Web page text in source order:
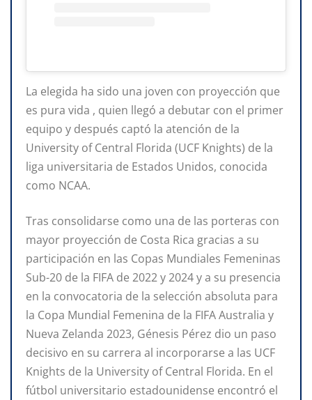
La elegida ha sido una joven con proyección que
es pura vida , quien llegó a debutar con el primer
equipo y después captó la atención de la
University of Central Florida (UCF Knights) de la
liga universitaria de Estados Unidos, conocida
como NCAA.
Tras consolidarse como una de las porteras con
mayor proyección de Costa Rica gracias a su
participación en las Copas Mundiales Femeninas
Sub-20 de la FIFA de 2022 y 2024 y a su presencia
en la convocatoria de la selección absoluta para
la Copa Mundial Femenina de la FIFA Australia y
Nueva Zelanda 2023, Génesis Pérez dio un paso
decisivo en su carrera al incorporarse a las UCF
Knights de la University of Central Florida. En el
fútbol universitario estadounidense encontró el